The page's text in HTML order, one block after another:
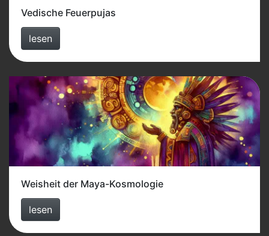
Vedische Feuerpujas
lesen
Weisheit der Maya-Kosmologie
lesen